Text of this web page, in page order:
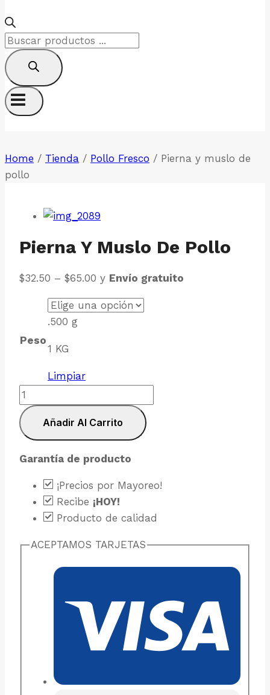
Products
search
Home / Tienda / Pollo Fresco / Pierna y muslo de
pollo
Pierna Y Muslo De Pollo
$32.50 – $65.00 Price
$32.50
y Envío gratuito
Peso
.500 g
1 KG
Limpiar
Pierna
y
muslo
de
pollo
Añadir Al Carrito
Garantía de producto
¡Precios por Mayoreo!
Recibe ¡HOY!
Producto de calidad
ACEPTAMOS TARJETAS